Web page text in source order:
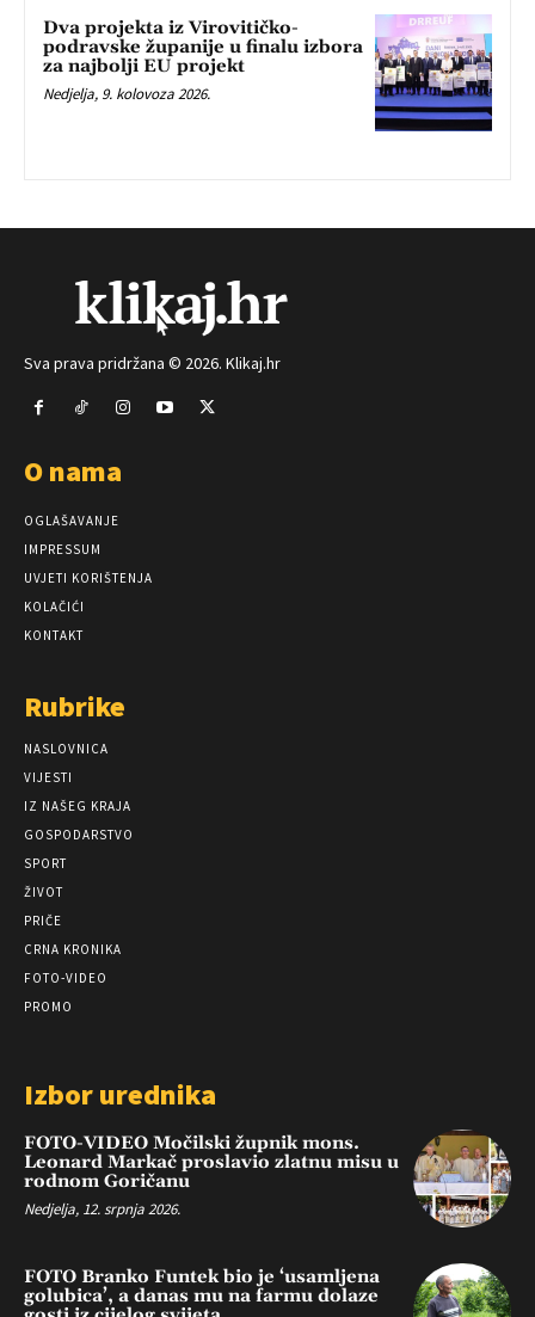
Dva projekta iz Virovitičko-
podravske županije u finalu izbora
za najbolji EU projekt
Nedjelja, 9. kolovoza 2026.
Sva prava pridržana © 2026. Klikaj.hr
O nama
OGLAŠAVANJE
IMPRESSUM
UVJETI KORIŠTENJA
KOLAČIĆI
KONTAKT
Rubrike
NASLOVNICA
VIJESTI
IZ NAŠEG KRAJA
GOSPODARSTVO
SPORT
ŽIVOT
PRIČE
CRNA KRONIKA
FOTO-VIDEO
PROMO
Izbor urednika
FOTO-VIDEO Močilski župnik mons.
Leonard Markač proslavio zlatnu misu u
rodnom Goričanu
Nedjelja, 12. srpnja 2026.
FOTO Branko Funtek bio je ‘usamljena
golubica’, a danas mu na farmu dolaze